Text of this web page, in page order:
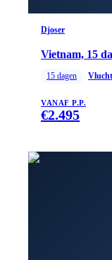
Djoser
Vietnam, 15
15 dagen
VANAF P.P.
€2.495